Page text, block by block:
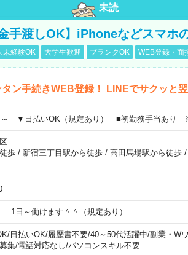
未読
手渡しOK】iPhoneなどスマホ
未経験OK 大学生歓迎 ブランクOK WEB登録・面
ン手続きWEB登録！ LINEでサクッと
～ ▼日払いOK（規定あり） ■初勤務手当あり
歩/ 新宿三丁目駅から徒歩/ 高田馬場駅から徒歩/
1日～働けます＾＾（規定あり）
/日払いOK/履歴書不要/40～50代活躍中/副業・W
集/電話対応なし/パソコンスキル不要